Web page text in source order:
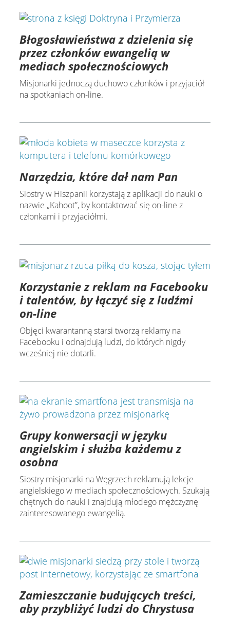
Błogosławieństwa z dzielenia się
przez członków ewangelią w
mediach społecznościowych
Misjonarki jednoczą duchowo członków i przyjaciół
na spotkaniach on-line.
Narzędzia, które dał nam Pan
Siostry w Hiszpanii korzystają z aplikacji do nauki o
nazwie „Kahoot”, by kontaktować się on-line z
członkami i przyjaciółmi.
Korzystanie z reklam na Facebooku
i talentów, by łączyć się z ludźmi
on-line
Objęci kwarantanną starsi tworzą reklamy na
Facebooku i odnajdują ludzi, do których nigdy
wcześniej nie dotarli.
Grupy konwersacji w języku
angielskim i służba każdemu z
osobna
Siostry misjonarki na Węgrzech reklamują lekcje
angielskiego w mediach społecznościowych. Szukają
chętnych do nauki i znajdują młodego mężczyznę
zainteresowanego ewangelią.
Zamieszczanie budujących treści,
aby przybliżyć ludzi do Chrystusa